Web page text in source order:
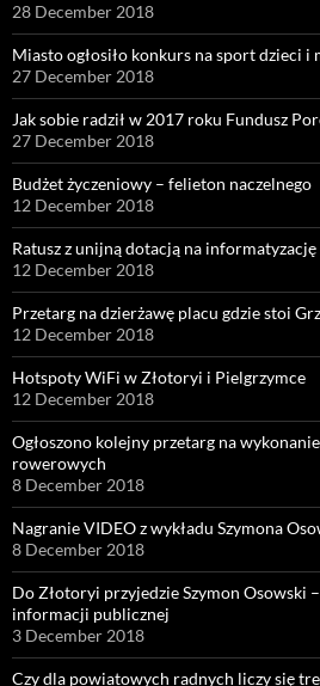
28 December 2018
Miasto ogłosiło konkurs na sport dzieci i
27 December 2018
Jak sobie radził w 2017 roku Fundusz
27 December 2018
Budżet życzeniowy – felieton naczelnego
12 December 2018
Ratusz z unijną dotacją na informatyzację
12 December 2018
Przetarg na dzierżawę placu gdzie stoi
12 December 2018
Hotspoty WiFi w Złotoryi i Pielgrzymce
12 December 2018
Ogłoszono kolejny przetarg na
rowerowych
8 December 2018
Nagranie VIDEO z wykładu Szymona
8 December 2018
Do Złotoryi przyjedzie Szymon Osowski
informacji publicznej
3 December 2018
Czy dla powiatowych radnych liczy się